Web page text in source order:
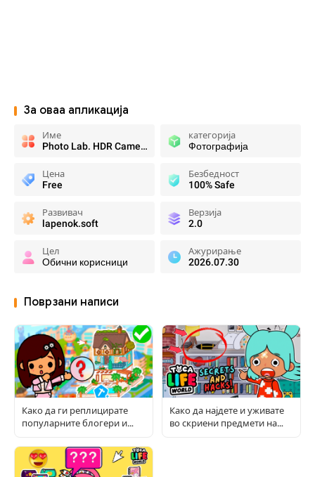
За оваа апликација
Име
Photo Lab. HDR Camera and Editor.
категорија
Фотографија
Цена
Free
Безбедност
100% Safe
Развивач
lapenok.soft
Верзија
2.0
Цел
Обични корисници
Ажурирање
2026.07.30
Поврзани написи
Како да ги реплицирате
популарните блогери и
Како да најдете и уживате
во скриени предмети на